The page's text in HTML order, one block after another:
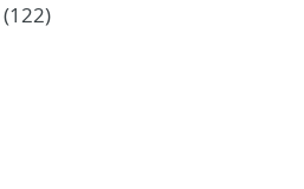
(122)